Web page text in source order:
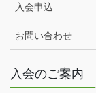
入会申込
お問い合わせ
入会のご案内